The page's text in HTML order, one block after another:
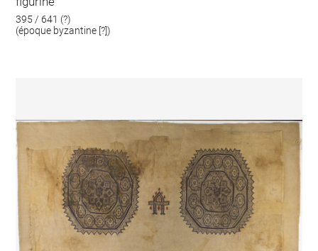
395 / 641 (?)
(époque byzantine [?])